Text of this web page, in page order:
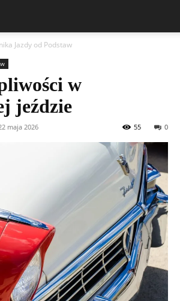
Jazdy od Podstaw
w
jeździe
maja 2026 0
55